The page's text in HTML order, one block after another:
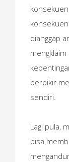
dianggap
berpikir
sendiri.
Lagi pula,
bisa